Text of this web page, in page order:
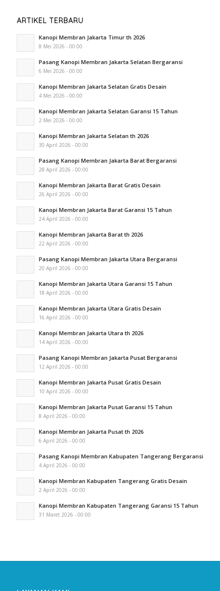
ARTIKEL TERBARU
Kanopi Membran Jakarta Timur th 2026
8 Mei 2026 - 00:00
Pasang Kanopi Membran Jakarta Selatan Bergaransi
6 Mei 2026 - 00:00
Kanopi Membran Jakarta Selatan Gratis Desain
4 Mei 2026 - 00:00
Kanopi Membran Jakarta Selatan Garansi 15 Tahun
2 Mei 2026 - 00:00
Kanopi Membran Jakarta Selatan th 2026
30 April 2026 - 00:00
Pasang Kanopi Membran Jakarta Barat Bergaransi
28 April 2026 - 00:00
Kanopi Membran Jakarta Barat Gratis Desain
26 April 2026 - 00:00
Kanopi Membran Jakarta Barat Garansi 15 Tahun
24 April 2026 - 00:00
Kanopi Membran Jakarta Barat th 2026
22 April 2026 - 00:00
Pasang Kanopi Membran Jakarta Utara Bergaransi
20 April 2026 - 00:00
Kanopi Membran Jakarta Utara Garansi 15 Tahun
18 April 2026 - 00:00
Kanopi Membran Jakarta Utara Gratis Desain
16 April 2026 - 00:00
Kanopi Membran Jakarta Utara th 2026
14 April 2026 - 00:00
Pasang Kanopi Membran Jakarta Pusat Bergaransi
12 April 2026 - 00:00
Kanopi Membran Jakarta Pusat Gratis Desain
10 April 2026 - 00:00
Kanopi Membran Jakarta Pusat Garansi 15 Tahun
8 April 2026 - 00:00
Kanopi Membran Jakarta Pusat th 2026
6 April 2026 - 00:00
Pasang Kanopi Membran Kabupaten Tangerang Bergaransi
4 April 2026 - 00:00
Kanopi Membran Kabupaten Tangerang Gratis Desain
2 April 2026 - 00:00
Kanopi Membran Kabupaten Tangerang Garansi 15 Tahun
31 Maret 2026 - 00:00